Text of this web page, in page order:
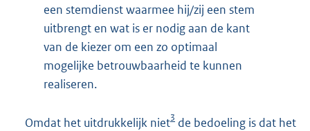
een stemdienst waarmee hij/zij een stem
uitbrengt en wat is er nodig aan de kant
van de kiezer om een zo optimaal
mogelijke betrouwbaarheid te kunnen
realiseren.
Omdat het uitdrukkelijk niet3 de bedoeling is dat het